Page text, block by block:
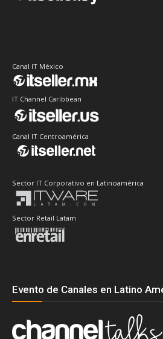
Canal IT México
IT Channel Caribbean
Canal IT Centroamérica
Sector IT Corporativo en Latinoamérica
Sector Retail Latam
Evento de Canales en Latino